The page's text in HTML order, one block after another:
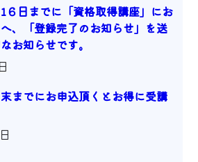
1６日までに「資格取得講座」にお
、「登録完了のお知らせ」を送
お知らせです。
までにお申込頂くとお得に受講